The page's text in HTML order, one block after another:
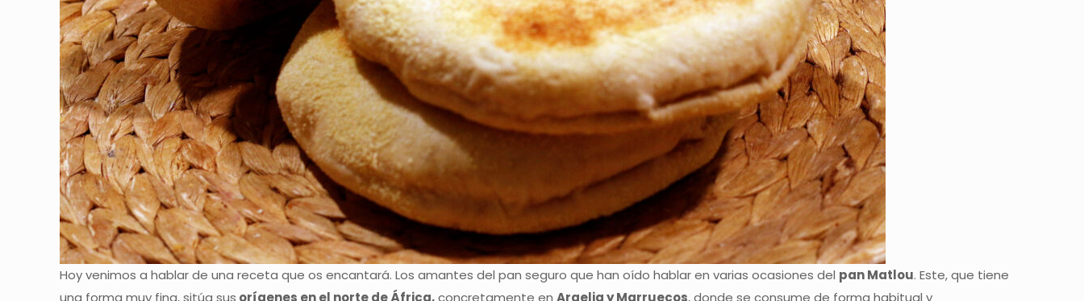
Hoy venimos a hablar de una receta que os encantará. Los amantes del pan seguro que han oído hablar en varias ocasiones del pan Matlou. Este, que tiene
una forma muy fina, sitúa sus orígenes en el norte de África,concretamente enArgelia y Marruecos, donde se consume de forma habitual y